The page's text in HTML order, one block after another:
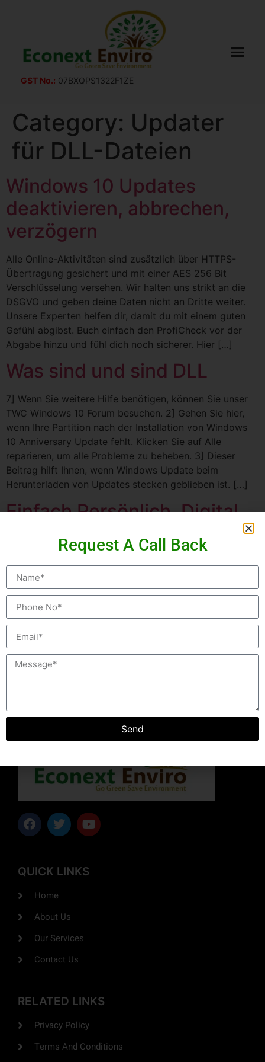
GST No.: 07BXQPS1322F1ZE
Category: Updater
für DLL-Dateien
Windows 10 Updates
deaktivieren, abbrechen,
verzögern
Alle Online-Aktivitäten sind zusätzlich über HTTPS-
Übertragung gesichert und mit einer AES 256 Bit
Verschlüsselung versehen. Wir halten uns strikt an die
DSGVO und geben deine Daten nicht an Dritte weiter.
Unsere Experten helfen dir, damit du mit einem guten
Gefühl abgibst. Buch einfach den ProfiCheck vor der
Abgabe hinzu und fühl dich noch sicherer. Hier […]
Was sind und sind DLL
7] Wenn Sie weitere Hilfe benötigen, können Sie unser
TWC Windows 10 Forum besuchen. 2] Gehen Sie hier,
wenn Ihre Partition nach der Installation von Windows
10 Anniversary Update fehlt. Klicken Sie auf Alle
reparieren, um alle Probleme zu beheben. 3] Dieser
Beitrag hilft Ihnen, wenn Windows Update beim
Herunterladen von Updates stecken geblieben ist. […]
Einfach Persönlich. Digital.
Ihr Meine Allianz Portal
gleichzeitig mehr Zeit, wenn er sich reaktiviert. Wir
erklären, was eigentlich hinter den verschiedenen Modi
Standby, Ruhezustand und Herunterfahren steckt und
welcher Modus unter welchen Umständen Sinn macht.
Die mit einem Symbol oder grüner Unterstreichung
gekennzeichneten Links sind Affiliate-Links. Auch ob
und auf welchen Link […]
QUICK LINKS
Home
About Us
Our Services
Contact Us
RELATED LINKS
Privacy Policy
Terms And Conditions
Request A Call Back
Send